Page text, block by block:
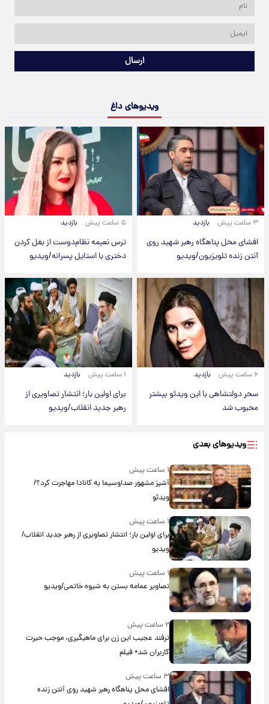
ارسال
ویدیوهای داغ
۳ ساعت پیش بازدید
افشای محل پناهگاه‌ رهبر شهید روی
آنتن زنده تلویزیون/ویدیو
۵ ساعت پیش بازدید
ترس نعیمه نظام‌دوست از بغل کردن
دختری با استایل پسرانه/ویدیو
۶ ساعت پیش بازدید
سحر دولتشاهی با این ویدئو بیشتر
محبوب شد
۱ ساعت پیش بازدید
برای اولین بار؛ انتشار تصاویری از
رهبر جدید انقلاب/ویدیو
ویدیوهای بعدی
۱ ساعت پیش
آشپز مشهور صداوسیما به کانادا مهاجرت کرد؟/
ویدئو
۱ ساعت پیش
برای اولین بار؛ انتشار تصاویری از رهبر جدید انقلاب/
ویدیو
۱ ساعت پیش
تصاویر عمامه بستن به شیوه خاتمی/ویدیو
۲ ساعت پیش
ترفند عجیب این زن برای ماهیگیری، موجب حیرت
کاربران شد+ فیلم
۳ ساعت پیش
افشای محل پناهگاه‌ رهبر شهید روی آنتن زنده